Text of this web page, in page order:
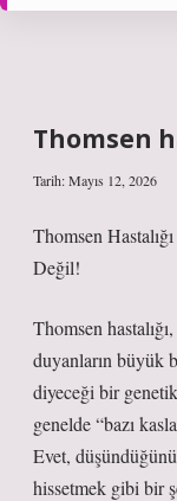
Thomsen
Tarih: Mayıs 12, 2026
Thomsen
Değil!
Thomsen
duyanların büyük
diyeceği bir
genelde “bazı
Evet,
hissetmek gibi bir